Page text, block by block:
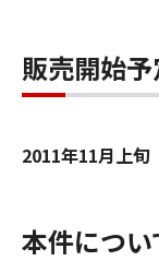
販売開始
2011年11月上旬
本件につ